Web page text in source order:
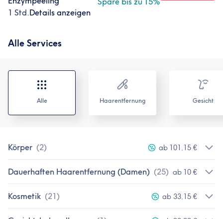
1 Std.Details anzeigen
Alle Services
Alle Haarentfernung Gesicht
Körper (2) ab 101,15 €
Dauerhaften Haarentfernung (Damen) (25) ab 10 €
Kosmetik (21) ab 33,15 €